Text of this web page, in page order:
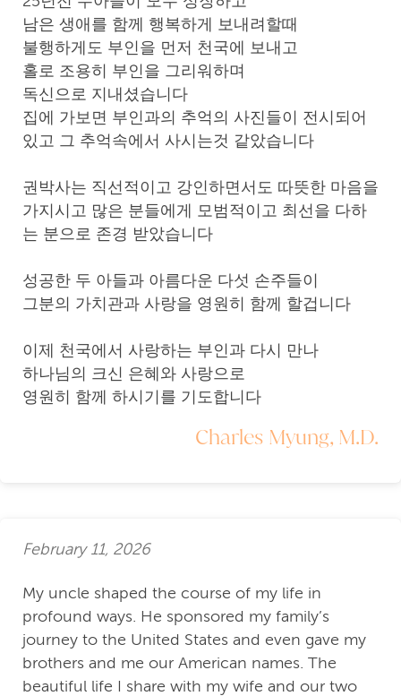
남은 생애를 함께 행복하게 보내려할때
불행하게도 부인을 먼저 천국에 보내고
홀로 조용히 부인을 그리워하며
독신으로 지내셨습니다
집에 가보면 부인과의 추억의 사진들이 전시되어
있고 그 추억속에서 사시는것 같았습니다
권박사는 직선적이고 강인하면서도 따뜻한 마음을
가지시고 많은 분들에게 모범적이고 최선을 다하
는 분으로 존경 받았습니다
성공한 두 아들과 아름다운 다섯 손주들이
그분의 가치관과 사랑을 영원히 함께 할겁니다
이제 천국에서 사랑하는 부인과 다시 만나
하나님의 크신 은혜와 사랑으로
영원히 함께 하시기를 기도합니다
Charles Myung, M.D.
February 11, 2026
My uncle shaped the course of my life in
profound ways. He sponsored my family’s
journey to the United States and even gave my
brothers and me our American names. The
beautiful life I share with my wife and our two